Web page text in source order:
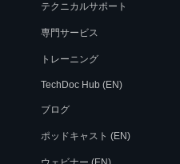
テクニカルサポート
専門サービス
トレーニング
TechDoc Hub (EN)
ブログ
ポッドキャスト (EN)